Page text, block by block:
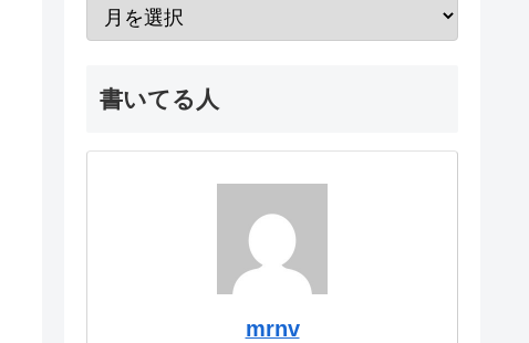
書いてる人
mrnv